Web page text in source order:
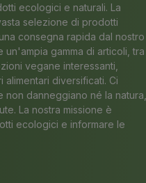
ecologici e naturali. La
selezione di prodotti
consegna rapida dal nostro
gamma di articoli, tra
vegane interessanti,
alimentari diversificati. Ci
danneggiano né la natura,
La nostra missione è
ecologici e informare le